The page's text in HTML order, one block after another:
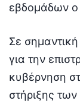
εβδομάδων ο
Σε
για την
κυβέρνηση
στήριξης